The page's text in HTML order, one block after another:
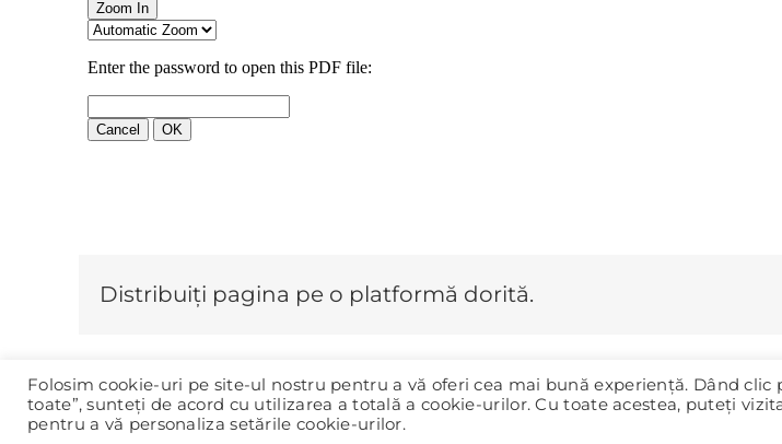
Distribuiți pagina pe o platformă dorită.
© 2020-2025 Primăria Panciu |
Folosim cookie-uri pe site-ul nostru pentru a vă oferi cea mai bună experiență. Dând clic
toate”, sunteți de acord cu utilizarea a totală a cookie-urilor. Cu toate acestea, puteți
pentru a vă personaliza setările cookie-urilor.